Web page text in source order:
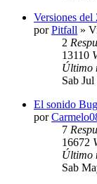
Versiones del
porPitfall »
2
13110
Último
Sab
El sonido
por
7
16672
Último
Sab